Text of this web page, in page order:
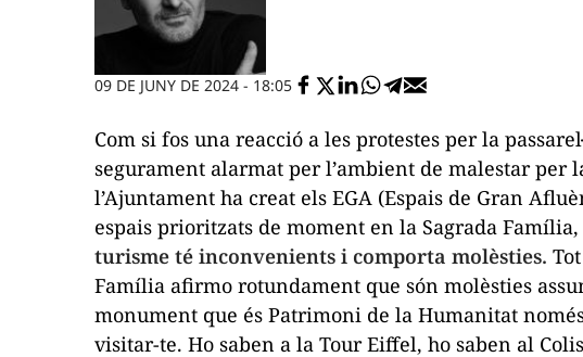
09 DE JUNY DE 2024 - 18:05
Com si fos una reacció a les protestes per la
segurament alarmat per l’ambient de malestar per
l’Ajuntament ha creat els EGA (Espais de Gran
espais prioritzats de moment en la Sagrada
turisme té inconvenients i comporta molèsties.
Família afirmo rotundament que són molèsties
monument que és Patrimoni de la Humanitat
visitar-te. Ho saben a la Tour Eiffel, ho saben al